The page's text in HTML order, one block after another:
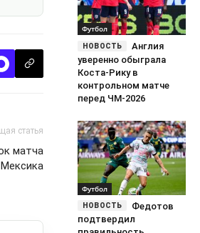
статья
матча
Футбол
Англия
уверенно обыграла
Коста-Рику в
контрольном матче
перед ЧМ-2026
Футбол
Федотов
подтвердил